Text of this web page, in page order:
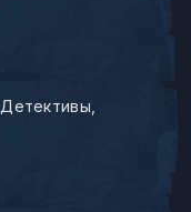
Детективы